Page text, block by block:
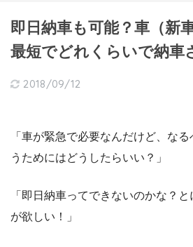
即日納車も可能？車（新
最短でどれくらいで納車
2018/09/12
「車が緊急で必要なんだけど、な
うためにはどうしたらいい？」
「即日納車ってできないのかな？
が欲しい！」